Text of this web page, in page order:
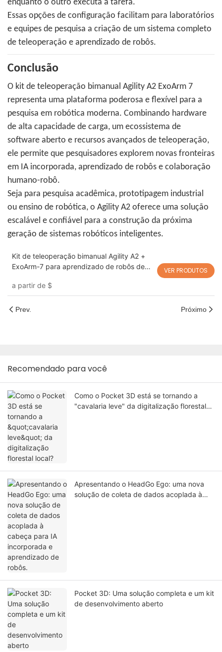
enquanto o outro executa a tarefa.
Essas opções de configuração facilitam para laboratórios
e equipes de pesquisa a criação de um sistema completo
de teleoperação e aprendizado de robôs.
Conclusão
O kit de teleoperação bimanual Agility A2 ExoArm 7
representa uma plataforma poderosa e flexível para a
pesquisa em robótica moderna. Combinando hardware
de alta capacidade de carga, um ecossistema de
software aberto e recursos avançados de teleoperação,
ele permite que pesquisadores explorem novas fronteiras
em IA incorporada, aprendizado de robôs e colaboração
humano-robô.
Seja para pesquisa acadêmica, prototipagem industrial
ou ensino de robótica, o Agility A2 oferece uma solução
escalável e confiável para a construção da próxima
geração de sistemas robóticos inteligentes.
Kit de teleoperação bimanual Agility A2 +
ExoArm-7 para aprendizado de robôs de
a partir de $
VER PRODUTOS
Prev. Próximo
Recomendado para você
Como o Pocket 3D está se tornando a
"cavalaria leve" da digitalização florestal
Apresentando o HeadGo Ego: uma nova
solução de coleta de dados acoplada à
Pocket 3D: Uma solução completa e um kit
de desenvolvimento aberto